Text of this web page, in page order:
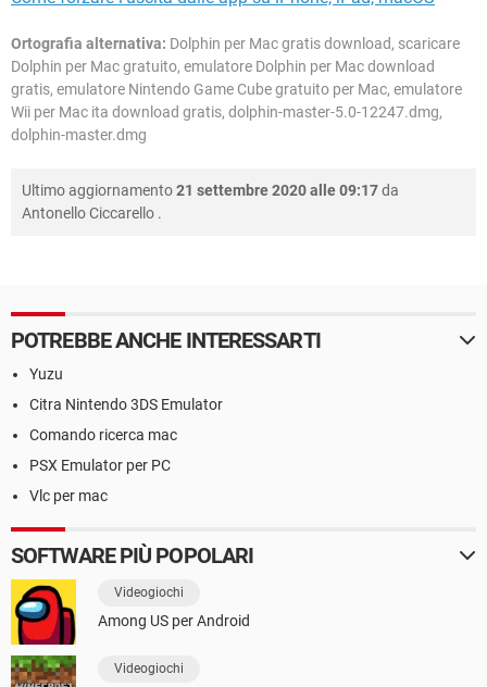
Ortografia alternativa: Dolphin per Mac gratis download, scaricare
Dolphin per Mac gratuito, emulatore Dolphin per Mac download
gratis, emulatore Nintendo Game Cube gratuito per Mac, emulatore
Wii per Mac ita download gratis, dolphin-master-5.0-12247.dmg,
dolphin-master.dmg
Ultimo aggiornamento21 settembre 2020 alle 09:17da
Antonello Ciccarello .
POTREBBE ANCHE INTERESSARTI
Yuzu
Citra Nintendo 3DS Emulator
Comando ricerca mac
PSX Emulator per PC
Vlc per mac
SOFTWARE PIÙ POPOLARI
Videogiochi
Among US per Android
Videogiochi